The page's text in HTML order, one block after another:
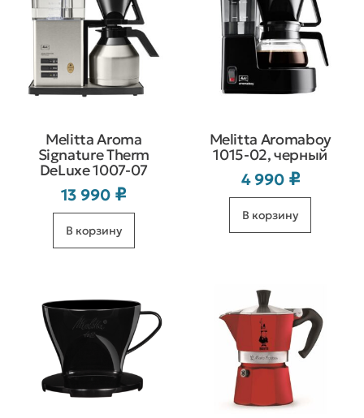
Melitta Aroma
Signature Therm
DeLuxe 1007-07
13 990 ₽
В корзину
Melitta Aromaboy
1015-02, черный
4 990 ₽
В корзину